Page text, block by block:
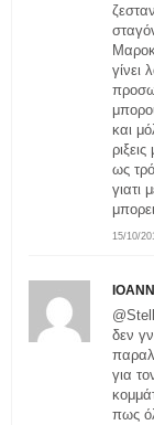
15/10/
γίνει
και
ως
γιατι
δεν
για
πως